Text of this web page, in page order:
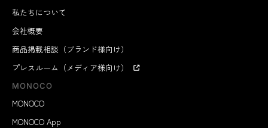
私たちについて
会社概要
商品掲載相談（ブランド様向け）
プレスルーム（メディア様向け）
MONOCO
MONOCO
MONOCO App